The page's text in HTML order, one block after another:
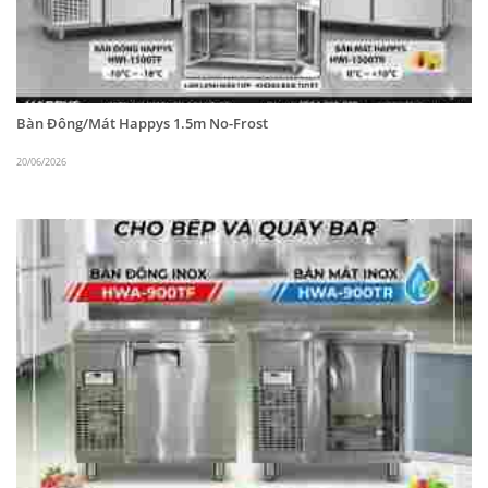
Tủ 4 cánh Mát và Đông; Làm lạnh theo phương pháp trực
tiếp
Happys thiết bị khác phục vụ trong
ngành HORECA
Happyslà thương hiệu Hàn Quốcchuyên cung cấp
các thiết bị công nghiệp, tủ lạnh, tủ đông, máy diệt
khuẩn và các thiết bị khác phục vụ trong ngành
HORECA.
ANY Việt Namhiện đang là đại lý phân
Bàn Đông/Mát Happys 1.5m No-Frost
20/06/2026